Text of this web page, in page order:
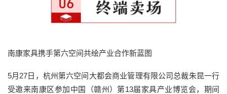
南康家具携手第六空间共绘产业合作新蓝图
5月27日，杭州第六空间大都会商业管理有限公司总裁朱昆一行
受邀来南康区参加中国（赣州）第13届家具产业博览会，期间